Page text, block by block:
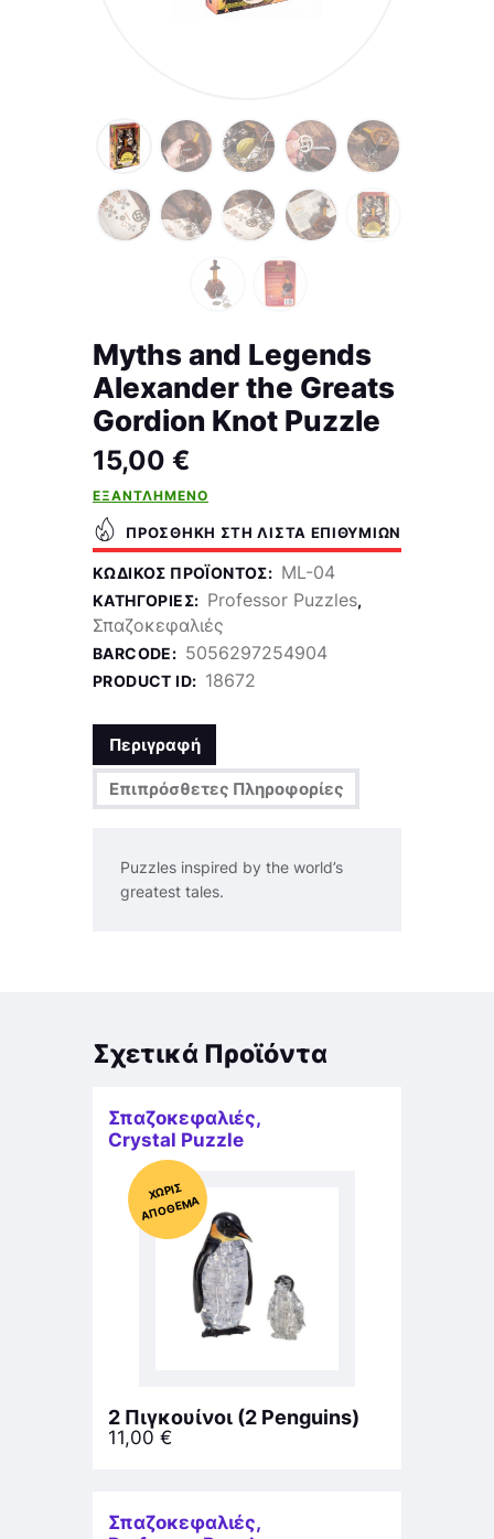
Myths and Legends
Alexander the Greats
Gordion Knot Puzzle
15,00 €
ΕΞΑΝΤΛΗΜΈΝΟ
ΠΡΟΣΘΉΚΗ ΣΤΗ ΛΊΣΤΑ ΕΠΙΘΥΜΙΏΝ
ΚΩΔΙΚΌΣ ΠΡΟΪΌΝΤΟΣ: ML-04
ΚΑΤΗΓΟΡΊΕΣ: Professor Puzzles,
Σπαζοκεφαλιές
BARCODE: 5056297254904
PRODUCT ID: 18672
Περιγραφή
Επιπρόσθετες Πληροφορίες
Puzzles inspired by the world’s
greatest tales.
Σχετικά Προϊόντα
Σπαζοκεφαλιές,
Crystal Puzzle
Χ
ΩΡΊΣ
Α
Π
Ό
ΘΕ
ΜΑ
2 Πιγκουίνοι (2 Penguins)
11,00 €
Σπαζοκεφαλιές,